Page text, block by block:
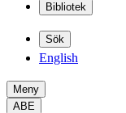
Bibliotek
Sök
English
Meny
ABE